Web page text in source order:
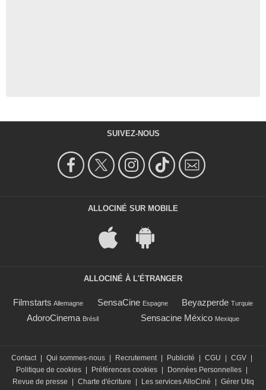
SUIVEZ-NOUS
ALLOCINÉ SUR MOBILE
ALLOCINÉ À L'ÉTRANGER
Filmstarts Allemagne SensaCine Espagne Beyazperde Turquie
AdoroCinema Brésil Sensacine México Mexique
Contact | Qui sommes-nous | Recrutement | Publicité | CGU | CGV |
Politique de cookies | Préférences cookies | Données Personnelles |
Revue de presse
| Charte d'écriture | Les services AlloCiné | Gérer Utiq